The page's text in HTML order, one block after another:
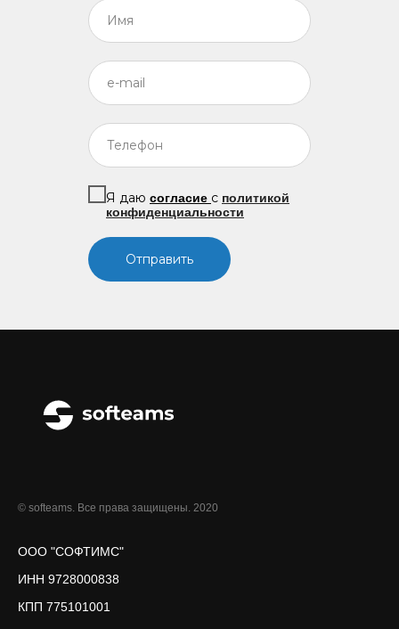
Я даю согласие с политикой
конфиденциальности
Отправить
© softeams. Все права защищены. 2020
ООО "СОФТИМС"
ИНН 9728000838
КПП 775101001